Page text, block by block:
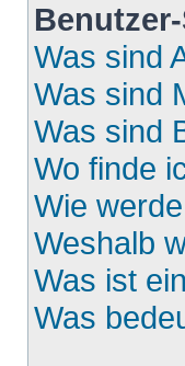
Was sind
Was sind
Was sind
Wo finde
Wie
Weshalb
Was ist
Was